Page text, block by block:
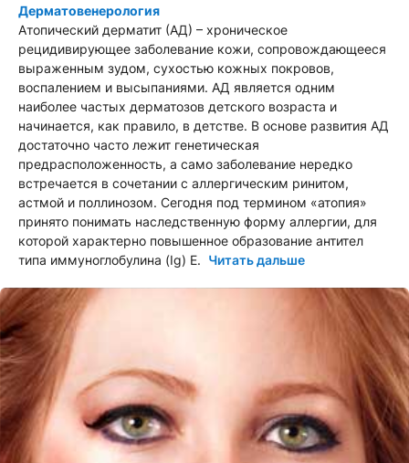
Дерматовенерология
Атопический дерматит (АД) – хроническое
рецидивирующее заболевание кожи, сопровождающееся
выраженным зудом, сухостью кожных покровов,
воспалением и высыпаниями. АД является одним
наиболее частых дерматозов детского возраста и
начинается, как правило, в детстве. В основе развития АД
достаточно часто лежит генетическая
предрасположенность, а само заболевание нередко
встречается в сочетании с аллергическим ринитом,
астмой и поллинозом. Сегодня под термином «атопия»
принято понимать наследственную форму аллергии, для
которой характерно повышенное образование антител
типа иммуноглобулина (Ig) E. Читать дальше